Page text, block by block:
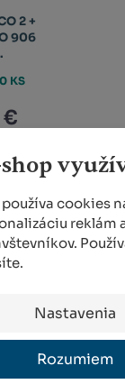
cookies
reklám
Nastavenia
Rozumiem
2 +
906
€
KS